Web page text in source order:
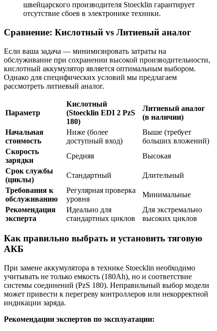
швейцарского производителя Stoecklin гарантирует
отсутствие сбоев в электронике техники.
Сравнение: Кислотный vs Литиевый аналог
Если ваша задача — минимизировать затраты на
обслуживание при сохранении высокой производительности,
кислотный аккумулятор является оптимальным выбором.
Однако для специфических условий мы предлагаем
рассмотреть литиевый аналог.
Параметр
Кислотный
(Stoecklin EDI 2 PzS
180)
Литиевый аналог
(в наличии)
Начальная
стоимость
Ниже (более
доступный вход)
Выше (требует
больших вложений)
Скорость
зарядки
Средняя
Высокая
Срок службы
(циклы)
Стандартный
Длительный
Требования к
обслуживанию
Регулярная проверка
уровня
Минимальные
Рекомендация
эксперта
Идеально для
стандартных циклов
Для экстремально
высоких циклов
Как правильно выбрать и установить тяговую
АКБ
При замене аккумулятора в технике Stoecklin необходимо
учитывать не только емкость (180Ah), но и соответствие
системы соединений (PzS 180). Неправильный выбор модели
может привести к перегреву контроллеров или некорректной
индикации заряда.
Рекомендации экспертов по эксплуатации: